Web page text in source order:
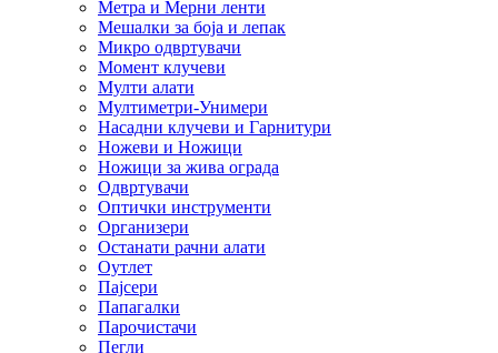
Метра и Мерни ленти
Мешалки за боја и лепак
Микро одвртувачи
Момент клучеви
Мулти алати
Мултиметри-Унимери
Насадни клучеви и Гарнитури
Ножеви и Ножици
Ножици за жива ограда
Одвртувачи
Оптички инструменти
Организери
Останати рачни алати
Оутлет
Пајсери
Папагалки
Парочистачи
Пегли